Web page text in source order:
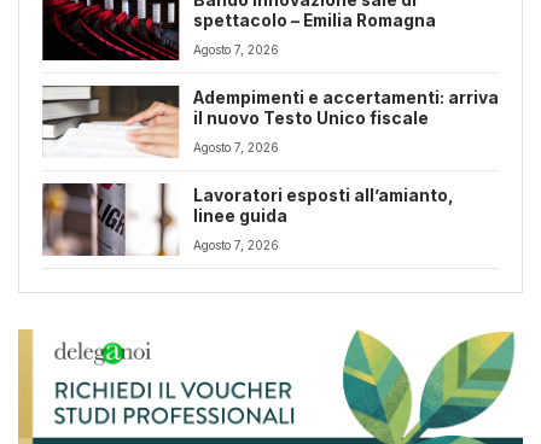
spettacolo – Emilia Romagna
Agosto 7, 2026
Adempimenti e accertamenti: arriva
il nuovo Testo Unico fiscale
Agosto 7, 2026
Lavoratori esposti all’amianto,
linee guida
Agosto 7, 2026